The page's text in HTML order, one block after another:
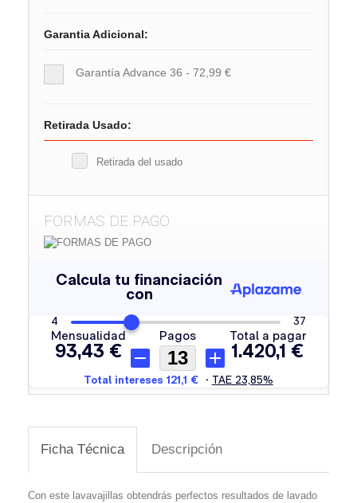
Garantia Adicional:
Garantía Advance 36 - 72,99 €
Retirada Usado:
Retirada del usado
FORMAS DE PAGO
Ficha Técnica Descripción
Con este lavavajillas obtendrás perfectos resultados de lavado